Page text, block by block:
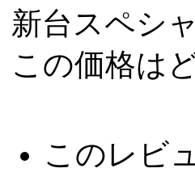
新台スペシ
この価格は
このレビ